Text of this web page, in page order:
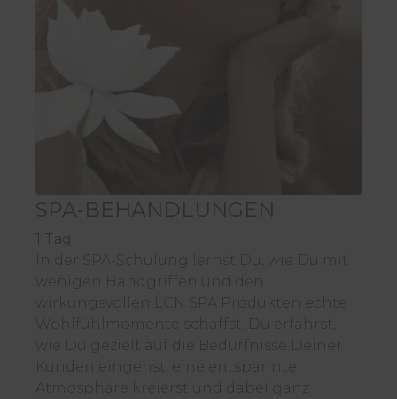
SPA-BEHANDLUNGEN
1 Tag
In der SPA-Schulung lernst Du, wie Du mit
wenigen Handgriffen und den
wirkungsvollen LCN SPA Produkten echte
Wohlfühlmomente schaffst. Du erfährst,
wie Du gezielt auf die Bedürfnisse Deiner
Kunden eingehst, eine entspannte
Atmosphäre kreierst und dabei ganz